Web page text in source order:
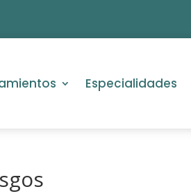
Especialidades